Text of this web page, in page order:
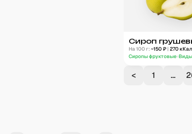
Сироп
На 100 г: ~150₽ | 270кКал
Сиропы фруктовые
< 1 …